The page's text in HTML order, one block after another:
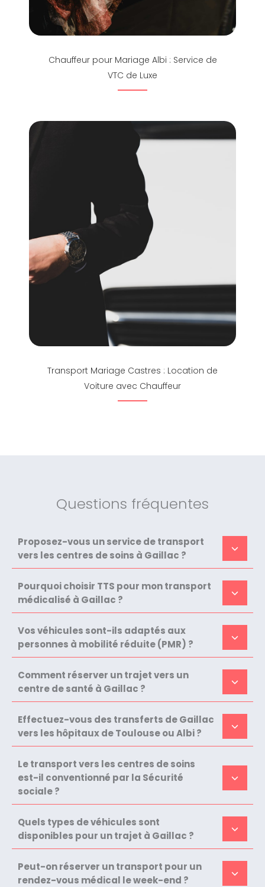
Chauffeur pour Mariage Albi : Service de
VTC de Luxe
Transport Mariage Castres : Location de
Voiture avec Chauffeur
Questions fréquentes
Proposez-vous un service de transport
vers les centres de soins à Gaillac ?
Pourquoi choisir TTS pour mon transport
médicalisé à Gaillac ?
Vos véhicules sont-ils adaptés aux
personnes à mobilité réduite (PMR) ?
Comment réserver un trajet vers un
centre de santé à Gaillac ?
Effectuez-vous des transferts de Gaillac
vers les hôpitaux de Toulouse ou Albi ?
Le transport vers les centres de soins
est-il conventionné par la Sécurité
sociale ?
Quels types de véhicules sont
disponibles pour un trajet à Gaillac ?
Peut-on réserver un transport pour un
rendez-vous médical le week-end ?